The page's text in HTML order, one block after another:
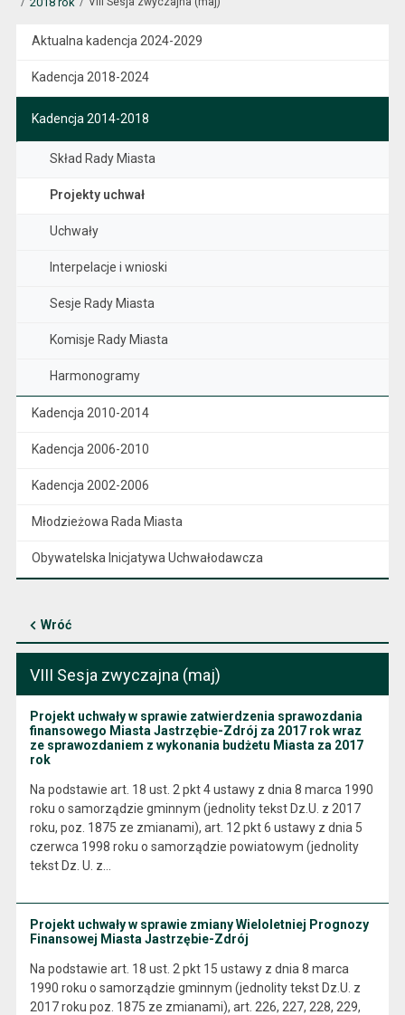
Aktualna kadencja 2024-2029
Kadencja 2018-2024
Kadencja 2014-2018
Skład Rady Miasta
Projekty uchwał
Uchwały
Interpelacje i wnioski
Sesje Rady Miasta
Komisje Rady Miasta
Harmonogramy
Kadencja 2010-2014
Kadencja 2006-2010
Kadencja 2002-2006
Młodzieżowa Rada Miasta
Obywatelska Inicjatywa Uchwałodawcza
Wróć
VIII Sesja zwyczajna (maj)
Projekt uchwały w sprawie zatwierdzenia sprawozdania
finansowego Miasta Jastrzębie-Zdrój za 2017 rok wraz
ze sprawozdaniem z wykonania budżetu Miasta za 2017
rok
Na podstawie art. 18 ust. 2 pkt 4 ustawy z dnia 8 marca 1990
roku o samorządzie gminnym (jednolity tekst Dz.U. z 2017
roku, poz. 1875 ze zmianami), art. 12 pkt 6 ustawy z dnia 5
czerwca 1998 roku o samorządzie powiatowym (jednolity
tekst Dz. U. z…
Projekt uchwały w sprawie zmiany Wieloletniej Prognozy
Finansowej Miasta Jastrzębie-Zdrój
Na podstawie art. 18 ust. 2 pkt 15 ustawy z dnia 8 marca
1990 roku o samorządzie gminnym (jednolity tekst Dz.U. z
2017 roku poz. 1875 ze zmianami), art. 226, 227, 228, 229,